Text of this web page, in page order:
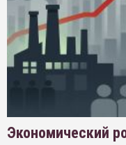
Экономический